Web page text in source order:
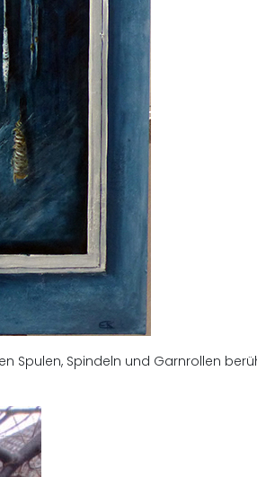
Spulen, Spindeln und Garnrollen